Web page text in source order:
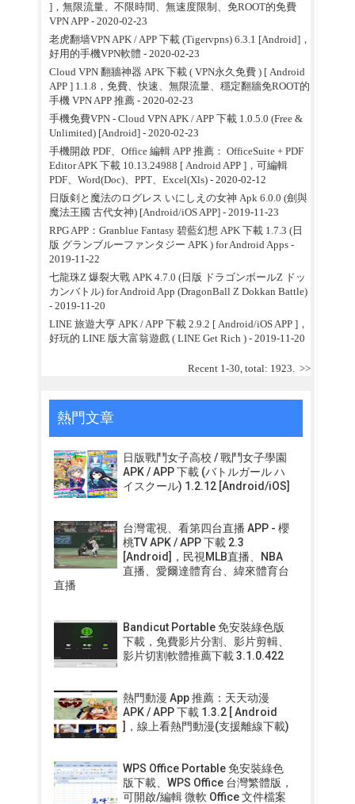
]，無限流量、不限時間、無速度限制、免ROOT的免費
VPN APP- 2020-02-23
老虎翻墙VPN APK / APP 下載 (Tigervpns) 6.3.1 [Android]，
好用的手機VPN軟體 - 2020-02-23
Cloud VPN 翻牆神器 APK 下載 ( VPN永久免費 ) [ Android
APP ] 1.1.8，免費、快速、無限流量、穩定翻牆免ROOT的
手機 VPN APP 推薦- 2020-02-23
手機免費VPN - Cloud VPN APK / APP 下載 1.0.5.0 (Free &
Unlimited) [Android]- 2020-02-23
手機開啟 PDF、Office 編輯 APP 推薦： OfficeSuite + PDF
Editor APK 下載 10.13.24988 [ Android APP ]，可編輯
PDF、Word(Doc)、PPT、Excel(Xls)- 2020-02-12
日版剣と魔法のログレス いにしえの女神 Apk 6.0.0 (劍與
魔法王國 古代女神) [Android/iOS APP]- 2019-11-23
RPG APP：Granblue Fantasy 碧藍幻想 APK 下載 1.7.3 (日
版 グランブルーファンタジー APK ) for Android Apps -
2019-11-22
七龍珠Z 爆裂大戰 APK 4.7.0 (日版 ドラゴンボールZ ドッ
カンバトル) for Android App (DragonBall Z Dokkan Battle)
- 2019-11-20
LINE 旅遊大亨 APK / APP 下載 2.9.2 [ Android/iOS APP ]，
好玩的 LINE 版大富翁遊戲 ( LINE Get Rich )- 2019-11-20
Recent 1-30, total: 1923. >>
熱門文章
日版戰鬥女子高校 / 戰鬥女子學園
APK / APP 下載 (バトルガール ハ
イスクール) 1.2.12 [Android/iOS]
台灣電視、看第四台直播 APP - 櫻
桃TV APK / APP 下載 2.3
[Android]，民視MLB直播、NBA
直播、愛爾達體育台、緯來體育台
直播
Bandicut Portable 免安裝綠色版
下載，免費影片分割、影片剪輯、
影片切割軟體推薦下載 3.1.0.422
熱門動漫 App 推薦：天天动漫
APK / APP 下載 1.3.2 [ Android
]，線上看熱門動漫(支援離線下載)
WPS Office Portable 免安裝綠色
版下載、WPS Office 台灣繁體版，
可開啟/編輯 微軟 Office 文件檔案